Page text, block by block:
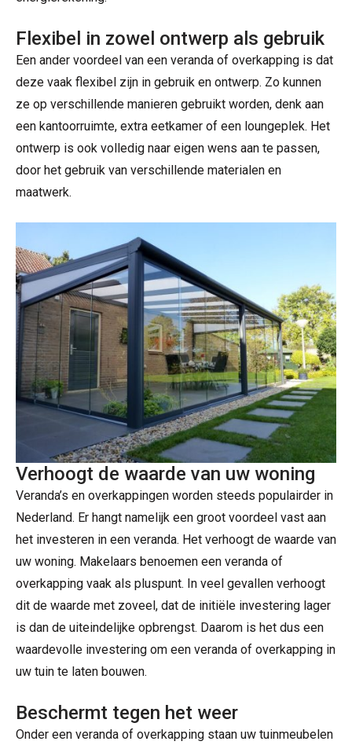
Flexibel in zowel ontwerp als gebruik
Een ander voordeel van een veranda of overkapping is dat
deze vaak flexibel zijn in gebruik en ontwerp. Zo kunnen
ze op verschillende manieren gebruikt worden, denk aan
een kantoorruimte, extra eetkamer of een loungeplek. Het
ontwerp is ook volledig naar eigen wens aan te passen,
door het gebruik van verschillende materialen en
maatwerk.
Verhoogt de waarde van uw woning
Veranda’s en overkappingen worden steeds populairder in
Nederland. Er hangt namelijk een groot voordeel vast aan
het investeren in een veranda. Het verhoogt de waarde van
uw woning. Makelaars benoemen een veranda of
overkapping vaak als pluspunt. In veel gevallen verhoogt
dit de waarde met zoveel, dat de initiële investering lager
is dan de uiteindelijke opbrengst. Daarom is het dus een
waardevolle investering om een veranda of overkapping in
uw tuin te laten bouwen.
Beschermt tegen het weer
Onder een veranda of overkapping staan uw tuinmeubelen